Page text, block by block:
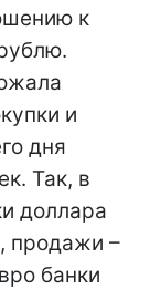
к
и
дня
Так, в
доллара
продажи –
банки